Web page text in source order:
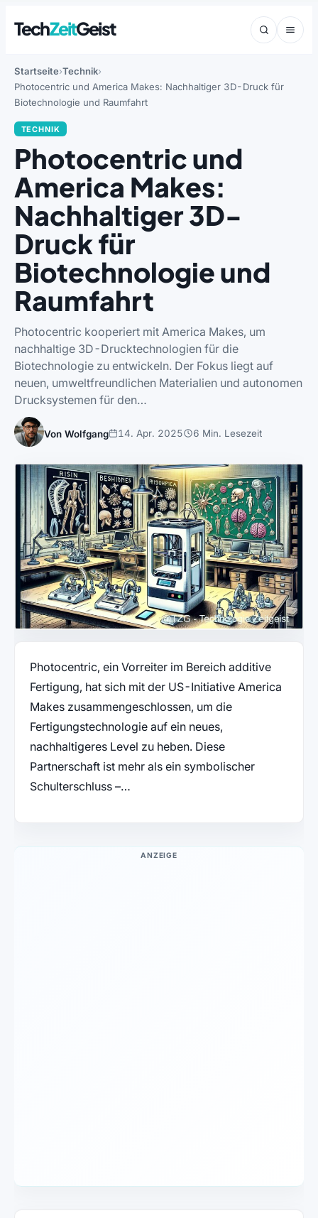
TechZeitGeist
Startseite Technik
Photocentric und America Makes: Nachhaltiger 3D-Druck für
Biotechnologie und Raumfahrt
TECHNIK
Photocentric und
America Makes:
Nachhaltiger 3D-
Druck für
Biotechnologie und
Raumfahrt
Photocentric kooperiert mit America Makes, um
nachhaltige 3D-Drucktechnologien für die
Biotechnologie zu entwickeln. Der Fokus liegt auf
neuen, umweltfreundlichen Materialien und autonomen
Drucksystemen für den…
Von Wolfgang 14. Apr. 2025 6 Min. Lesezeit
Photocentric, ein Vorreiter im Bereich additive
Fertigung, hat sich mit der US-Initiative America
Makes zusammengeschlossen, um die
Fertigungstechnologie auf ein neues,
nachhaltigeres Level zu heben. Diese
Partnerschaft ist mehr als ein symbolischer
Schulterschluss –…
ANZEIGE